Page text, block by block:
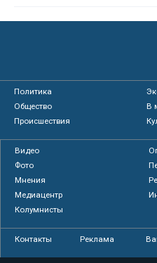
Политика
Общество
В
Происшествия
Видео
Фото
Мнения
Медиацентр
Колумнисты
Контакты Реклама